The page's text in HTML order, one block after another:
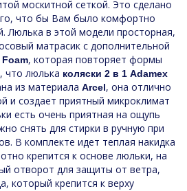
москитной сеткой. Это сделано
что бы Вам было комфортно
Люлька в этой модели просторная,
матрасик с дополнительной
Foam, которая повторяет формы
что люлька коляски 2 в 1 Adamex
из материала Arcel, она отлично
и создает приятный микроклимат
есть очень приятная на ощупь
снять для стирки в ручную при
В комплекте идет теплая накидка
крепится к основе люльки, на
отворот для защиты от ветра,
который крепится к верху